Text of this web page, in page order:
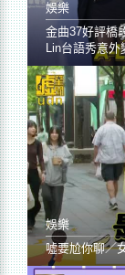
娛樂
金曲37好評橋
Lin台語秀意外
娛樂
噓要尬你聊／